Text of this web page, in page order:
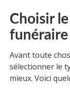
Choisir
funéraire
Avant toute
sélectionner le
mieux. Voici